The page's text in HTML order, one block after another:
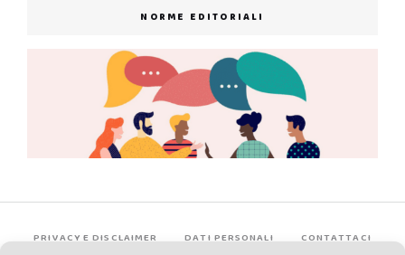
NORME EDITORIALI
PRIVACY E DISCLAIMER DATI PERSONALI CONTATTACI